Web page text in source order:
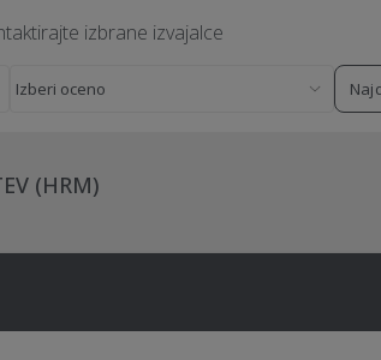
izbrane izvajalce
(HRM)